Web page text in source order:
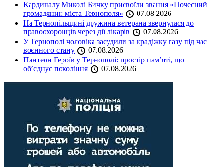
Кардиналу Миколі Бичку присвоїли звання «Почесний
громадянин міста Тернополя»
07.08.2026
На Тернопільщині дружина ветерана звернулася до
правоохоронців через дії лікарів
07.08.2026
У Тернополі чоловіка засудили за крадіжку газу під час
воєнного стану
07.08.2026
Пантеон Героїв у Тернополі: простір пам’яті, що
об’єднує покоління
07.08.2026